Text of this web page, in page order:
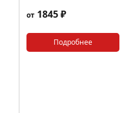
от 1845 ₽
Подробнее